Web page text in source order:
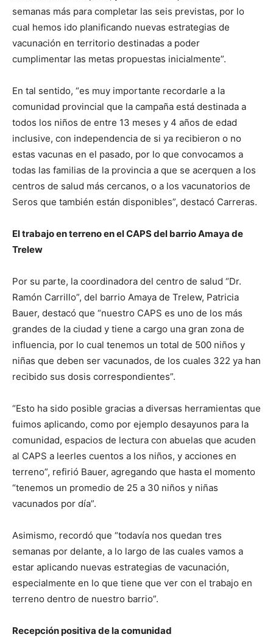
semanas más para completar las seis previstas, por lo
cual hemos ido planificando nuevas estrategias de
vacunación en territorio destinadas a poder
cumplimentar las metas propuestas inicialmente”.
En tal sentido, “es muy importante recordarle a la
comunidad provincial que la campaña está destinada a
todos los niños de entre 13 meses y 4 años de edad
inclusive, con independencia de si ya recibieron o no
estas vacunas en el pasado, por lo que convocamos a
todas las familias de la provincia a que se acerquen a los
centros de salud más cercanos, o a los vacunatorios de
Seros que también están disponibles”, destacó Carreras.
El trabajo en terreno en el CAPS del barrio Amaya de
Trelew
Por su parte, la coordinadora del centro de salud “Dr.
Ramón Carrillo”, del barrio Amaya de Trelew, Patricia
Bauer, destacó que “nuestro CAPS es uno de los más
grandes de la ciudad y tiene a cargo una gran zona de
influencia, por lo cual tenemos un total de 500 niños y
niñas que deben ser vacunados, de los cuales 322 ya han
recibido sus dosis correspondientes”.
“Esto ha sido posible gracias a diversas herramientas que
fuimos aplicando, como por ejemplo desayunos para la
comunidad, espacios de lectura con abuelas que acuden
al CAPS a leerles cuentos a los niños, y acciones en
terreno”, refirió Bauer, agregando que hasta el momento
“tenemos un promedio de 25 a 30 niños y niñas
vacunados por día”.
Asimismo, recordó que “todavía nos quedan tres
semanas por delante, a lo largo de las cuales vamos a
estar aplicando nuevas estrategias de vacunación,
especialmente en lo que tiene que ver con el trabajo en
terreno dentro de nuestro barrio”.
Recepción positiva de la comunidad